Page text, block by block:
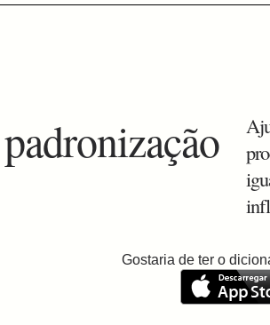
padronização
Gostaria de ter o